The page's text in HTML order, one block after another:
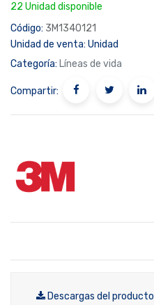
22 Unidad disponible
Código: 3M1340121
Unidad de venta: Unidad
Categoría: Líneas de vida
Compartir:
Descargas del producto